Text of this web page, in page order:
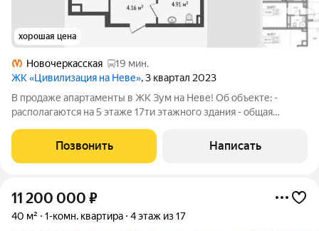
хорошая цена
Новочеркасская
19 мин.
ЖК «Цивилизация на Неве», 3 квартал 2023
В продаже апартаменты в ЖК Зум на Неве! Об объекте: -
располагаются на 5 этаже 17ти этажного здания - общая
- чистовая отделка. Покрытие напольное в комнатах-ламинат.
В санузле -
Позвонить Написать
11 200 000 ₽
40 м² 1-комн. квартира 4 этаж из 17